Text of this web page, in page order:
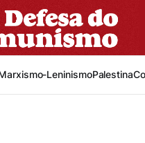
LeninismoPalestina